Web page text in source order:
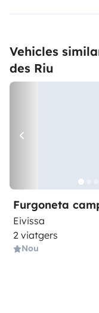
Vehicles
des Riu
Furgoneta
Eivissa
2 viatgers
Nou